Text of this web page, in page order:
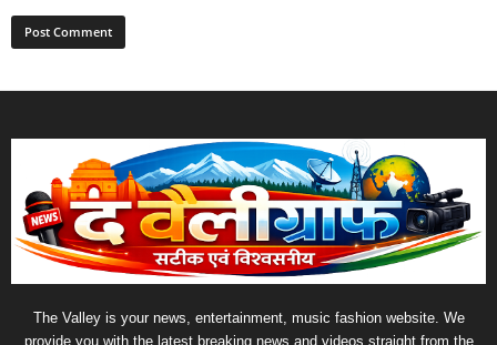
The Valley is your news, entertainment, music fashion website. We
provide you with the latest breaking news and videos straight from the